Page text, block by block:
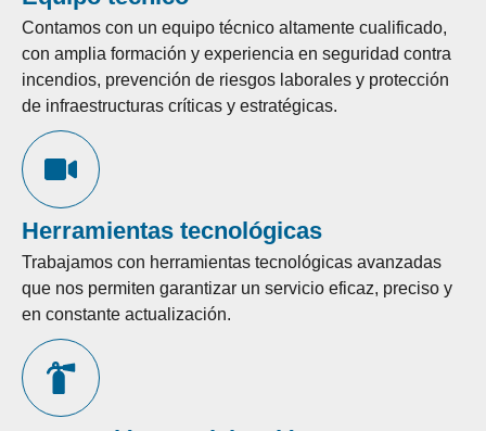
Contamos con un equipo técnico altamente cualificado,
con amplia formación y experiencia en seguridad contra
incendios, prevención de riesgos laborales y protección
de infraestructuras críticas y estratégicas.
Herramientas tecnológicas
Trabajamos con herramientas tecnológicas avanzadas
que nos permiten garantizar un servicio eficaz, preciso y
en constante actualización.